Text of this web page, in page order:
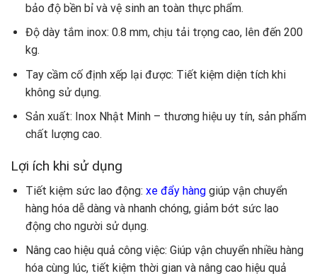
bảo độ bền bỉ và vệ sinh an toàn thực phẩm.
Độ dày tắm inox: 0.8 mm, chịu tải trọng cao, lên đến 200
kg.
Tay cầm cố định xếp lại được: Tiết kiệm diện tích khi
không sử dụng.
Sản xuất: Inox Nhật Minh – thương hiệu uy tín, sản phẩm
chất lượng cao.
Lợi ích khi sử dụng
Tiết kiệm sức lao động: xe đẩy hànggiúp vận chuyển
hàng hóa dễ dàng và nhanh chóng, giảm bớt sức lao
động cho người sử dụng.
Nâng cao hiệu quả công việc: Giúp vận chuyển nhiều hàng
hóa cùng lúc, tiết kiệm thời gian và nâng cao hiệu quả